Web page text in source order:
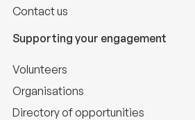
Contact us
Supporting your engagement
Volunteers
Organisations
Directory of opportunities